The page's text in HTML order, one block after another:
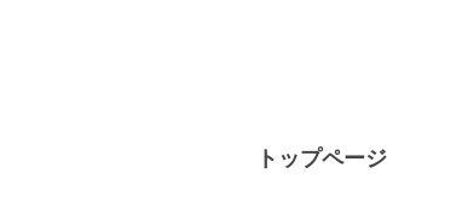
トップページ